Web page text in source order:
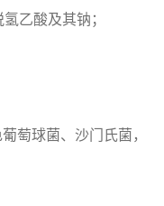
乙酸及其钠；
萄球菌、沙门氏菌，